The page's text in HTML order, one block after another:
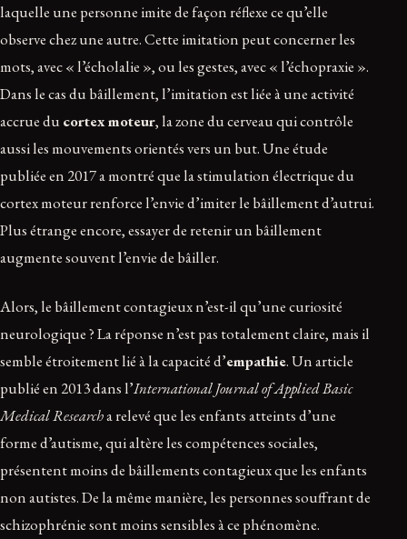
laquelle une personne imite de façon réflexe ce qu’elle
observe chez une autre. Cette imitation peut concerner les
mots, avec « l’écholalie », ou les gestes, avec « l’échopraxie ».
Dans le cas du bâillement, l’imitation est liée à une activité
accrue ducortex moteur, la zone du cerveau qui contrôle
aussi les mouvements orientés vers un but. Une étude
publiée en 2017 a montré que la stimulation électrique du
cortex moteur renforce l’envie d’imiter le bâillement d’autrui.
Plus étrange encore, essayer de retenir un bâillement
augmente souvent l’envie de bâiller.
Alors, le bâillement contagieux n’est-il qu’une curiosité
neurologique ? La réponse n’est pas totalement claire, mais il
semble étroitement lié à la capacité d’empathie. Un article
publié en 2013 dans l’International Journal of Applied Basic
Medical Researcha relevé que les enfants atteints d’une
forme d’autisme, qui altère les compétences sociales,
présentent moins de bâillements contagieux que les enfants
non autistes. De la même manière, les personnes souffrant de
schizophrénie sont moins sensibles à ce phénomène.